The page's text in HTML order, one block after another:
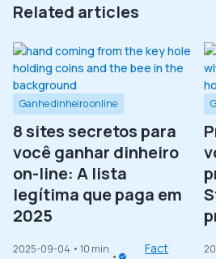
Related articles
Ganhe dinheiro online
8 sites secretos para
você ganhar dinheiro
on-line: A lista
legítima que paga em
2025
2025-09-04 • 10 min
Fact